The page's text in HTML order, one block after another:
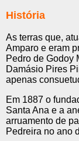
História
As terras que,
Amparo e eram
Pedro de Godoy
Damásio Pires
apenas
Em 1887 o
Santa Ana e a
arruamento de
Pedreira no ano